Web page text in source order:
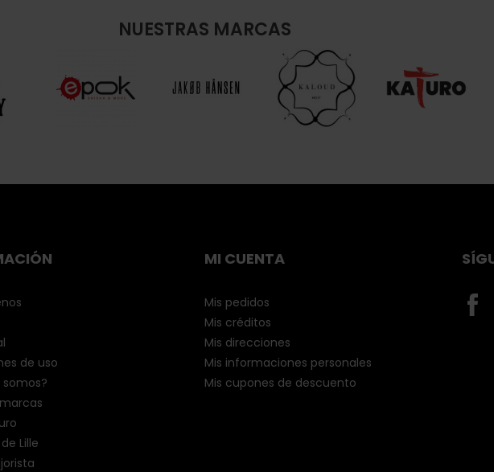
NUESTRAS MARCAS
de uso
somos?
Lille
MI CUENTA
Mis pedidos
Mis créditos
Mis direcciones
Mis informaciones personales
Mis cupones de descuento